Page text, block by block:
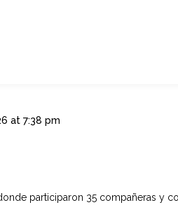
at 7:38 pm
participaron 35 compañeras y